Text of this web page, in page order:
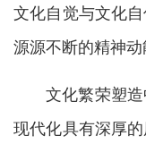
文化自觉与文化
源源不断的精神动
文化繁荣塑
现代化具有深厚